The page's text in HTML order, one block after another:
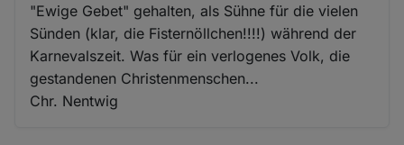
"Ewige Gebet" gehalten, als Sühne für die vielen
Sünden (klar, die Fisternöllchen!!!!) während der
Karnevalszeit. Was für ein verlogenes Volk, die
gestandenen Christenmenschen...
Chr. Nentwig